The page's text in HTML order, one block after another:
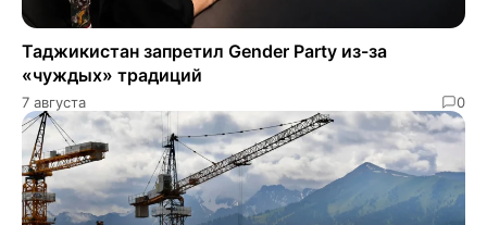
Таджикистан запретил Gender Party из-за
«чуждых» традиций
7 августа 0